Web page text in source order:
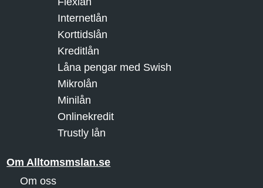
Internetlån
Korttidslån
Kreditlån
Låna pengar med Swish
Mikrolån
Minilån
Onlinekredit
Trustly lån
Om Alltomsmslan.se
Om oss